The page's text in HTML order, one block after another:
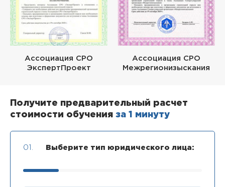
Ассоциация СРО
ЭкспертПроект
Ассоциация СРО
Межрегионизыскания
Получите предварительный расчет
стоимости обучения за 1 минуту
01. Выберите тип юридического лица: